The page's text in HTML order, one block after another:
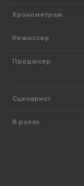
Хронометраж
Режиссер
Продюсер
Сценарист
В ролях